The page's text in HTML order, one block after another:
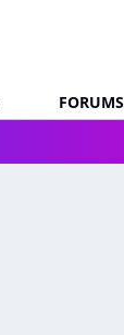
FORUMS